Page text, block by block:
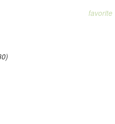
favorite